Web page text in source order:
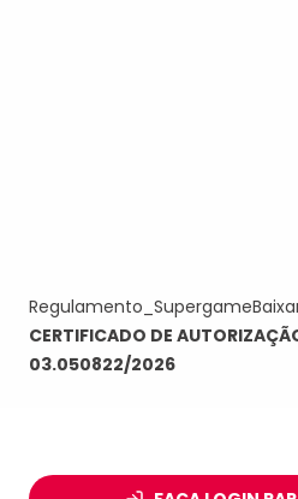
Regulamento_Supergame
CERTIFICADO DE
03.050822/2026